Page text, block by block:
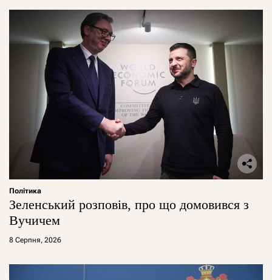
Політика
Зеленський розповів, про що домовився з
Вучичем
8 Серпня, 2026